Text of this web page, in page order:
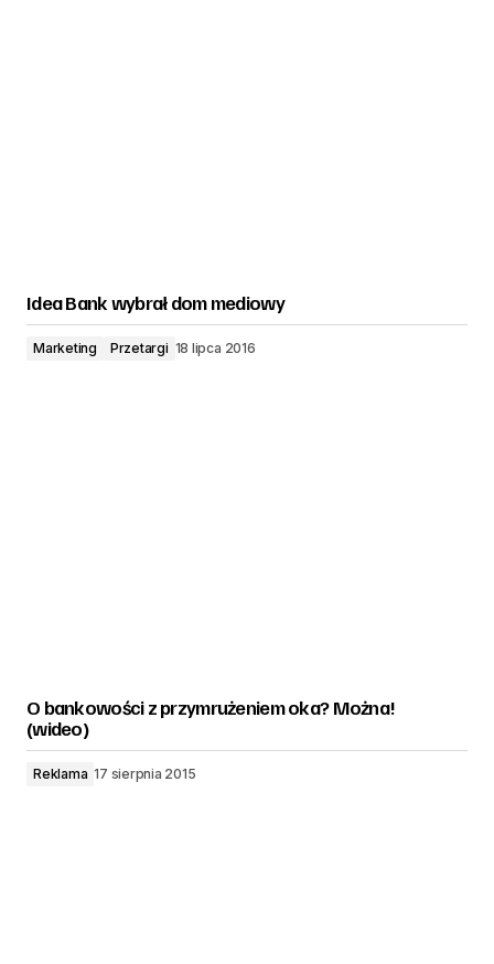
Idea Bank wybrał dom mediowy
Marketing Przetargi 18 lipca 2016
O bankowości z przymrużeniem oka? Można!
(wideo)
Reklama 17 sierpnia 2015